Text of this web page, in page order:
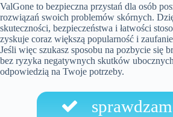
ValGone to bezpieczna przystań dla osób
rozwiązań swoich problemów skórnych.
skuteczności, bezpieczeństwa i łatwości
zyskuje coraz większą popularność i
Jeśli więc szukasz sposobu na pozbycie się
bez ryzyka negatywnych skutków
odpowiedzią na Twoje potrzeby.